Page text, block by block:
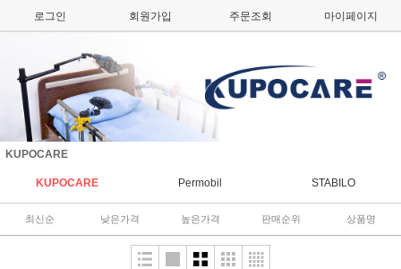
로그인 회원가입 주문조회 마이페이지
KUPOCARE
KUPOCARE Permobil STABILO
최신순 낮은가격 높은가격 판매순위 상품명